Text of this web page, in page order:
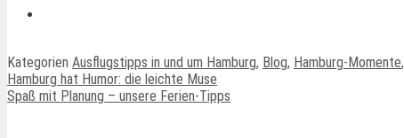
Kategorien Ausflugstipps in und um Hamburg, Blog, Hamburg-Momente,
Hamburg hat Humor: die leichte Muse
Spaß mit Planung – unsere Ferien-Tipps